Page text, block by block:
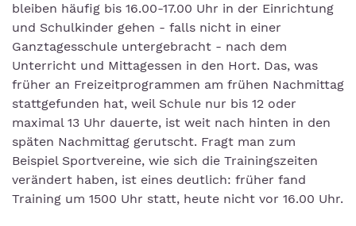
bleiben häufig bis 16.00-17.00 Uhr in der Einrichtung
und Schulkinder gehen - falls nicht in einer
Ganztagesschule untergebracht - nach dem
Unterricht und Mittagessen in den Hort. Das, was
früher an Freizeitprogrammen am frühen Nachmittag
stattgefunden hat, weil Schule nur bis 12 oder
maximal 13 Uhr dauerte, ist weit nach hinten in den
späten Nachmittag gerutscht. Fragt man zum
Beispiel Sportvereine, wie sich die Trainingszeiten
verändert haben, ist eines deutlich: früher fand
Training um 1500 Uhr statt, heute nicht vor 16.00 Uhr.